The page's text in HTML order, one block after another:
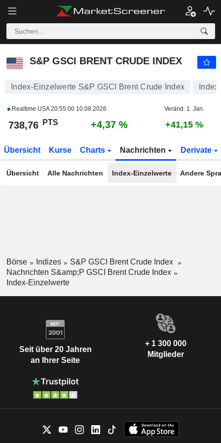
S&P GSCI BRENT CRUDE INDEX
Index-Einzelwerte S&P GSCI Brent Crude Index Index
Realtime USA20:55:00 10.08.2026 Veränd. 1. Jan.
738,76 PTS +4,37 % +41,15 %
Übersicht Kurse Charts Nachrichten Derivate
Übersicht Alle Nachrichten Index-Einzelwerte Andere
Börse Indizes
S&P GSCI Brent Crude Index
Nachrichten S&amp;P GSCI Brent Crude Index
Index-Einzelwerte
Seit über 20 Jahren
an Ihrer Seite
+ 1 300 000
Mitglieder